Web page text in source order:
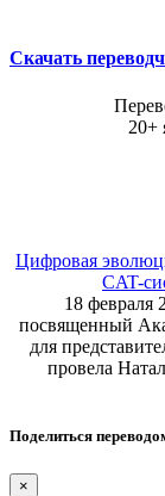
Скачать
20+
Цифровая
CAT-
18 февраля
посвященный
для
провела
Поделиться
×